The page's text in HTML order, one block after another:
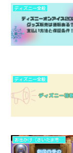
ディズニー全般
ディズニー全般
お出かけ（さいたま市以外）